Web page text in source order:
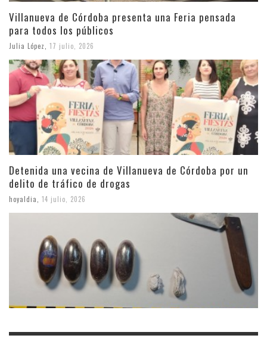
Villanueva de Córdoba presenta una Feria pensada
para todos los públicos
Julia López 17 julio, 2026
Detenida una vecina de Villanueva de Córdoba por un
delito de tráfico de drogas
hoyaldia 14 julio, 2026